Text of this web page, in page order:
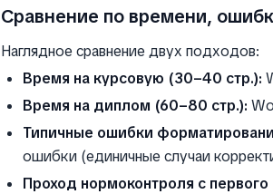
Сравнение по времени,
Наглядное сравнение двух подходов:
Время на курсовую (30–40 стр.):
Время на диплом (60–80 стр.):
Типичные ошибки
ошибки (единичные случаи
Проход нормоконтроля с первого